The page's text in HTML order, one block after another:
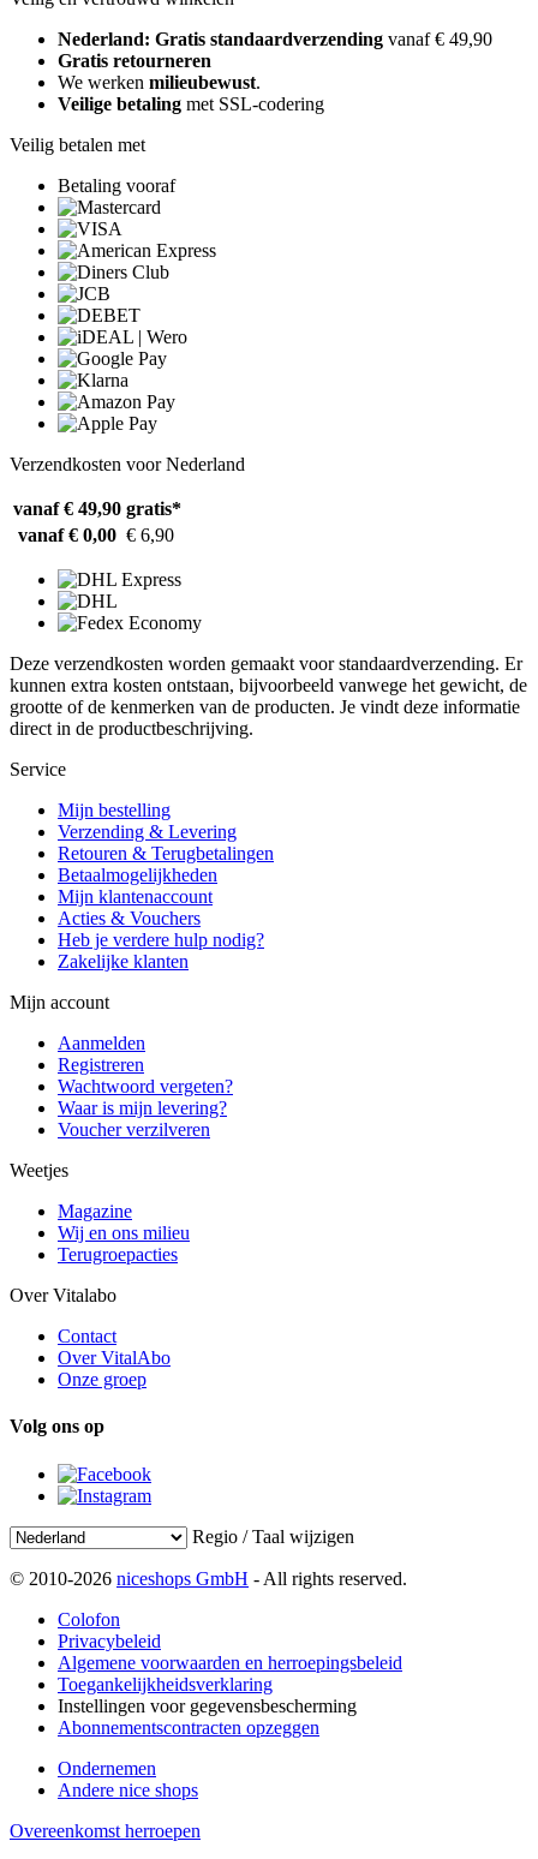
Nederland: Gratis standaardverzending vanaf € 49,90
Gratis retourneren
We werken milieubewust.
Veilige betaling met SSL-codering
Veilig betalen met
Betaling vooraf
Verzendkosten voor Nederland
vanaf € 49,90 gratis*
vanaf € 0,00 € 6,90
Deze verzendkosten worden gemaakt voor standaardverzending. Er
kunnen extra kosten ontstaan, bijvoorbeeld vanwege het gewicht, de
grootte of de kenmerken van de producten. Je vindt deze informatie
direct in de productbeschrijving.
Service
Mijn bestelling
Verzending & Levering
Retouren & Terugbetalingen
Betaalmogelijkheden
Mijn klantenaccount
Acties & Vouchers
Heb je verdere hulp nodig?
Zakelijke klanten
Mijn account
Aanmelden
Registreren
Wachtwoord vergeten?
Waar is mijn levering?
Voucher verzilveren
Weetjes
Magazine
Wij en ons milieu
Terugroepacties
Over Vitalabo
Contact
Over VitalAbo
Onze groep
Volg ons op
Regio / Taal wijzigen
© 2010-2026 niceshops GmbH - All rights reserved.
Colofon
Privacybeleid
Algemene voorwaarden en herroepingsbeleid
Toegankelijkheidsverklaring
Instellingen voor gegevensbescherming
Abonnementscontracten opzeggen
Ondernemen
Andere nice shops
Overeenkomst herroepen